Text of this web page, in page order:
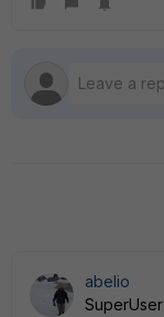
abelio
SuperUser